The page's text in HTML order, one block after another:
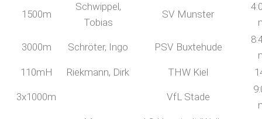
1500m
Schwippel,
Tobias
SV Munster
3000m Schröter, Ingo PSV Buxtehude
110mH
Riekmann, Dirk THW Kiel
3x1000m VfL Stade